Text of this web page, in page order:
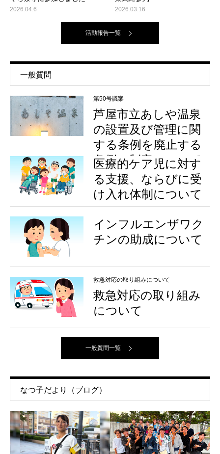
2026.04.6 2026.03.16
活動報告一覧
一般質問
第50号議案
芦屋市立あしや温泉
の設置及び管理に関
する条例を廃止する
条例の制定について
医療的ケア児に対す
る支援、ならびに受
け入れ体制について
インフルエンザワク
チンの助成について
救急対応の取り組みについて
救急対応の取り組み
について
一般質問一覧
なつ子だより（ブログ）